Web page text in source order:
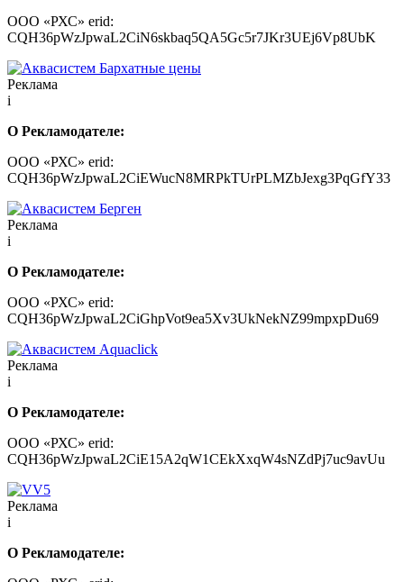
ООО «РХС» erid:
CQH36pWzJpwaL2CiN6skbaq5QA5Gc5r7JKr3UEj6Vp8UbK
Реклама
i
О Рекламодателе:
ООО «РХС» erid:
CQH36pWzJpwaL2CiEWucN8MRPkTUrPLMZbJexg3PqGfY33
Реклама
i
О Рекламодателе:
ООО «РХС» erid:
CQH36pWzJpwaL2CiGhpVot9ea5Xv3UkNekNZ99mpxpDu69
Реклама
i
О Рекламодателе:
ООО «РХС» erid:
CQH36pWzJpwaL2CiE15A2qW1CEkXxqW4sNZdPj7uc9avUu
Реклама
i
О Рекламодателе: